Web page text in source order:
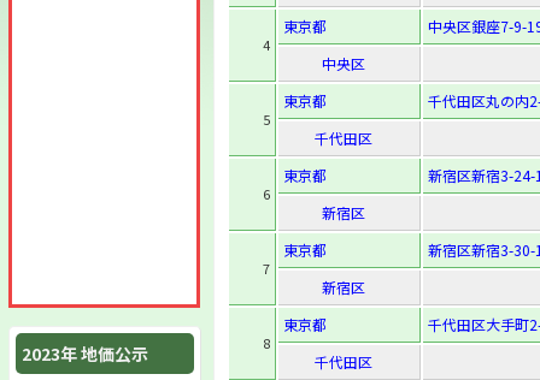
2023年 地価公示
4
東京都
中央区銀座7-9-
中央区
5
東京都
千代田区丸の内
千代田区
6
東京都
新宿区新宿3-24-
新宿区
7
東京都
新宿区新宿3-30-
新宿区
8
東京都
千代田区大手町
千代田区